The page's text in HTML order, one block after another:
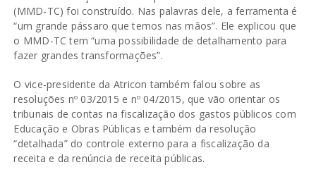
(MMD-TC) foi construído. Nas palavras dele, a ferramenta é
“um grande pássaro que temos nas mãos”. Ele explicou que
o MMD-TC tem “uma possibilidade de detalhamento para
fazer grandes transformações”.
O vice-presidente da Atricon também falou sobre as
resoluções nº 03/2015 e nº 04/2015, que vão orientar os
tribunais de contas na fiscalização dos gastos públicos com
Educação e Obras Públicas e também da resolução
“detalhada” do controle externo para a fiscalização da
receita e da renúncia de receita públicas.